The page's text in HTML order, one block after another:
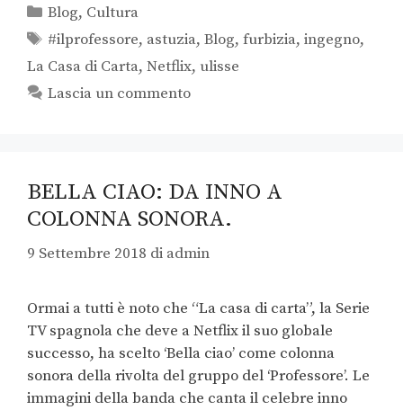
Blog, Cultura
#ilprofessore, astuzia,Blog,furbizia,ingegno,
La Casa di Carta, Netflix, ulisse
Lascia un commento
BELLA CIAO: DA INNO A
COLONNA SONORA.
9 Settembre 2018 di admin
Ormai a tutti è noto che “La casa di carta”, la Serie
TV spagnola che deve a Netflix il suo globale
successo, ha scelto ‘Bella ciao’ come colonna
sonora della rivolta del gruppo del ‘Professore’. Le
immagini della banda che canta il celebre inno